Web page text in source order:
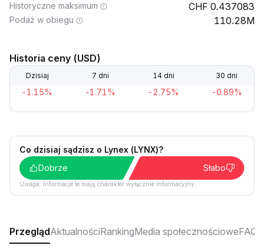
Historyczne maksimum 0.437083
Podaż w obiegu 110.28M
Historia ceny (USD)
Dzisiaj 7 dni 14 dni 30 dni
-1.15% -1.71% -2.75% -0.89%
Co dzisiaj sądzisz o Lynex (LYNX)?
Dobrze
Słabo
Uwaga: Informacje te mają charakter wyłącznie informacyjny.
PrzeglądAktualnościRankingMedia społecznościoweFAQ